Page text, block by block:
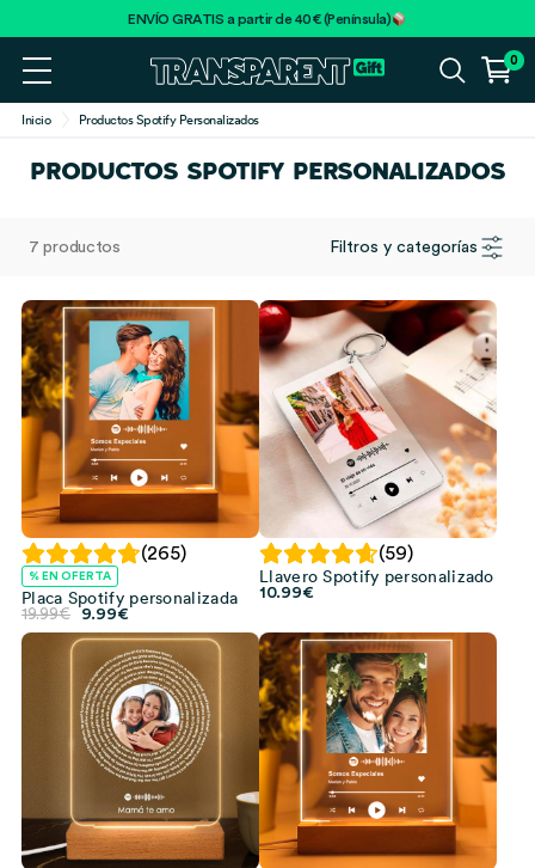
ENVÍO GRATIS a partir de 40€ (Península)
0
Inicio Productos Spotify Personalizados
PRODUCTOS SPOTIFY PERSONALIZADOS
7 productos Filtros y categorías
(265)
% EN OFERTA
Placa Spotify personalizada
19.99€
El
precio
original
era:
19.99€.
9.99€
precio
actual
es:
9.99€.
(59)
Llavero Spotify personalizado
10.99€